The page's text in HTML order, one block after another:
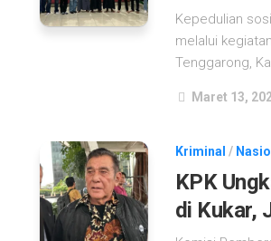
Kepedulian
melalui
Tenggarong,
Maret 13,
Kriminal /
KPK
di Kukar,